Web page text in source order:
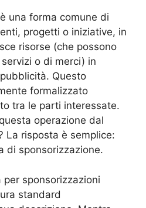
una forma comune di
progetti o iniziative, in
risorse (che possono
o di merci) in
Questo
formalizzato
tra le parti interessate.
operazione dal
La risposta è semplice:
di sponsorizzazione.
sponsorizzazioni
standard